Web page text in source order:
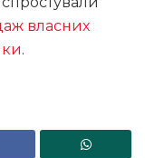
власних
.